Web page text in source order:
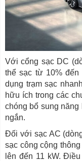
Với cổng sạc DC
thể sạc từ 10%
dụng trạm sạc
hữu ích trong các
chóng bổ sung
ngắn.
Đối với sạc AC
sạc công cộng
lên đến 11 kW.